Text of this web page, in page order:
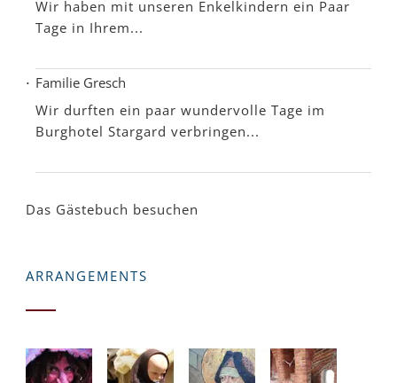
Wir haben mit unseren Enkelkindern ein Paar
Tage in Ihrem...
Familie Gresch
Wir durften ein paar wundervolle Tage im
Burghotel Stargard verbringen...
Das Gästebuch besuchen
ARRANGEMENTS